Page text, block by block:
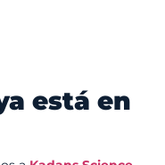
está en